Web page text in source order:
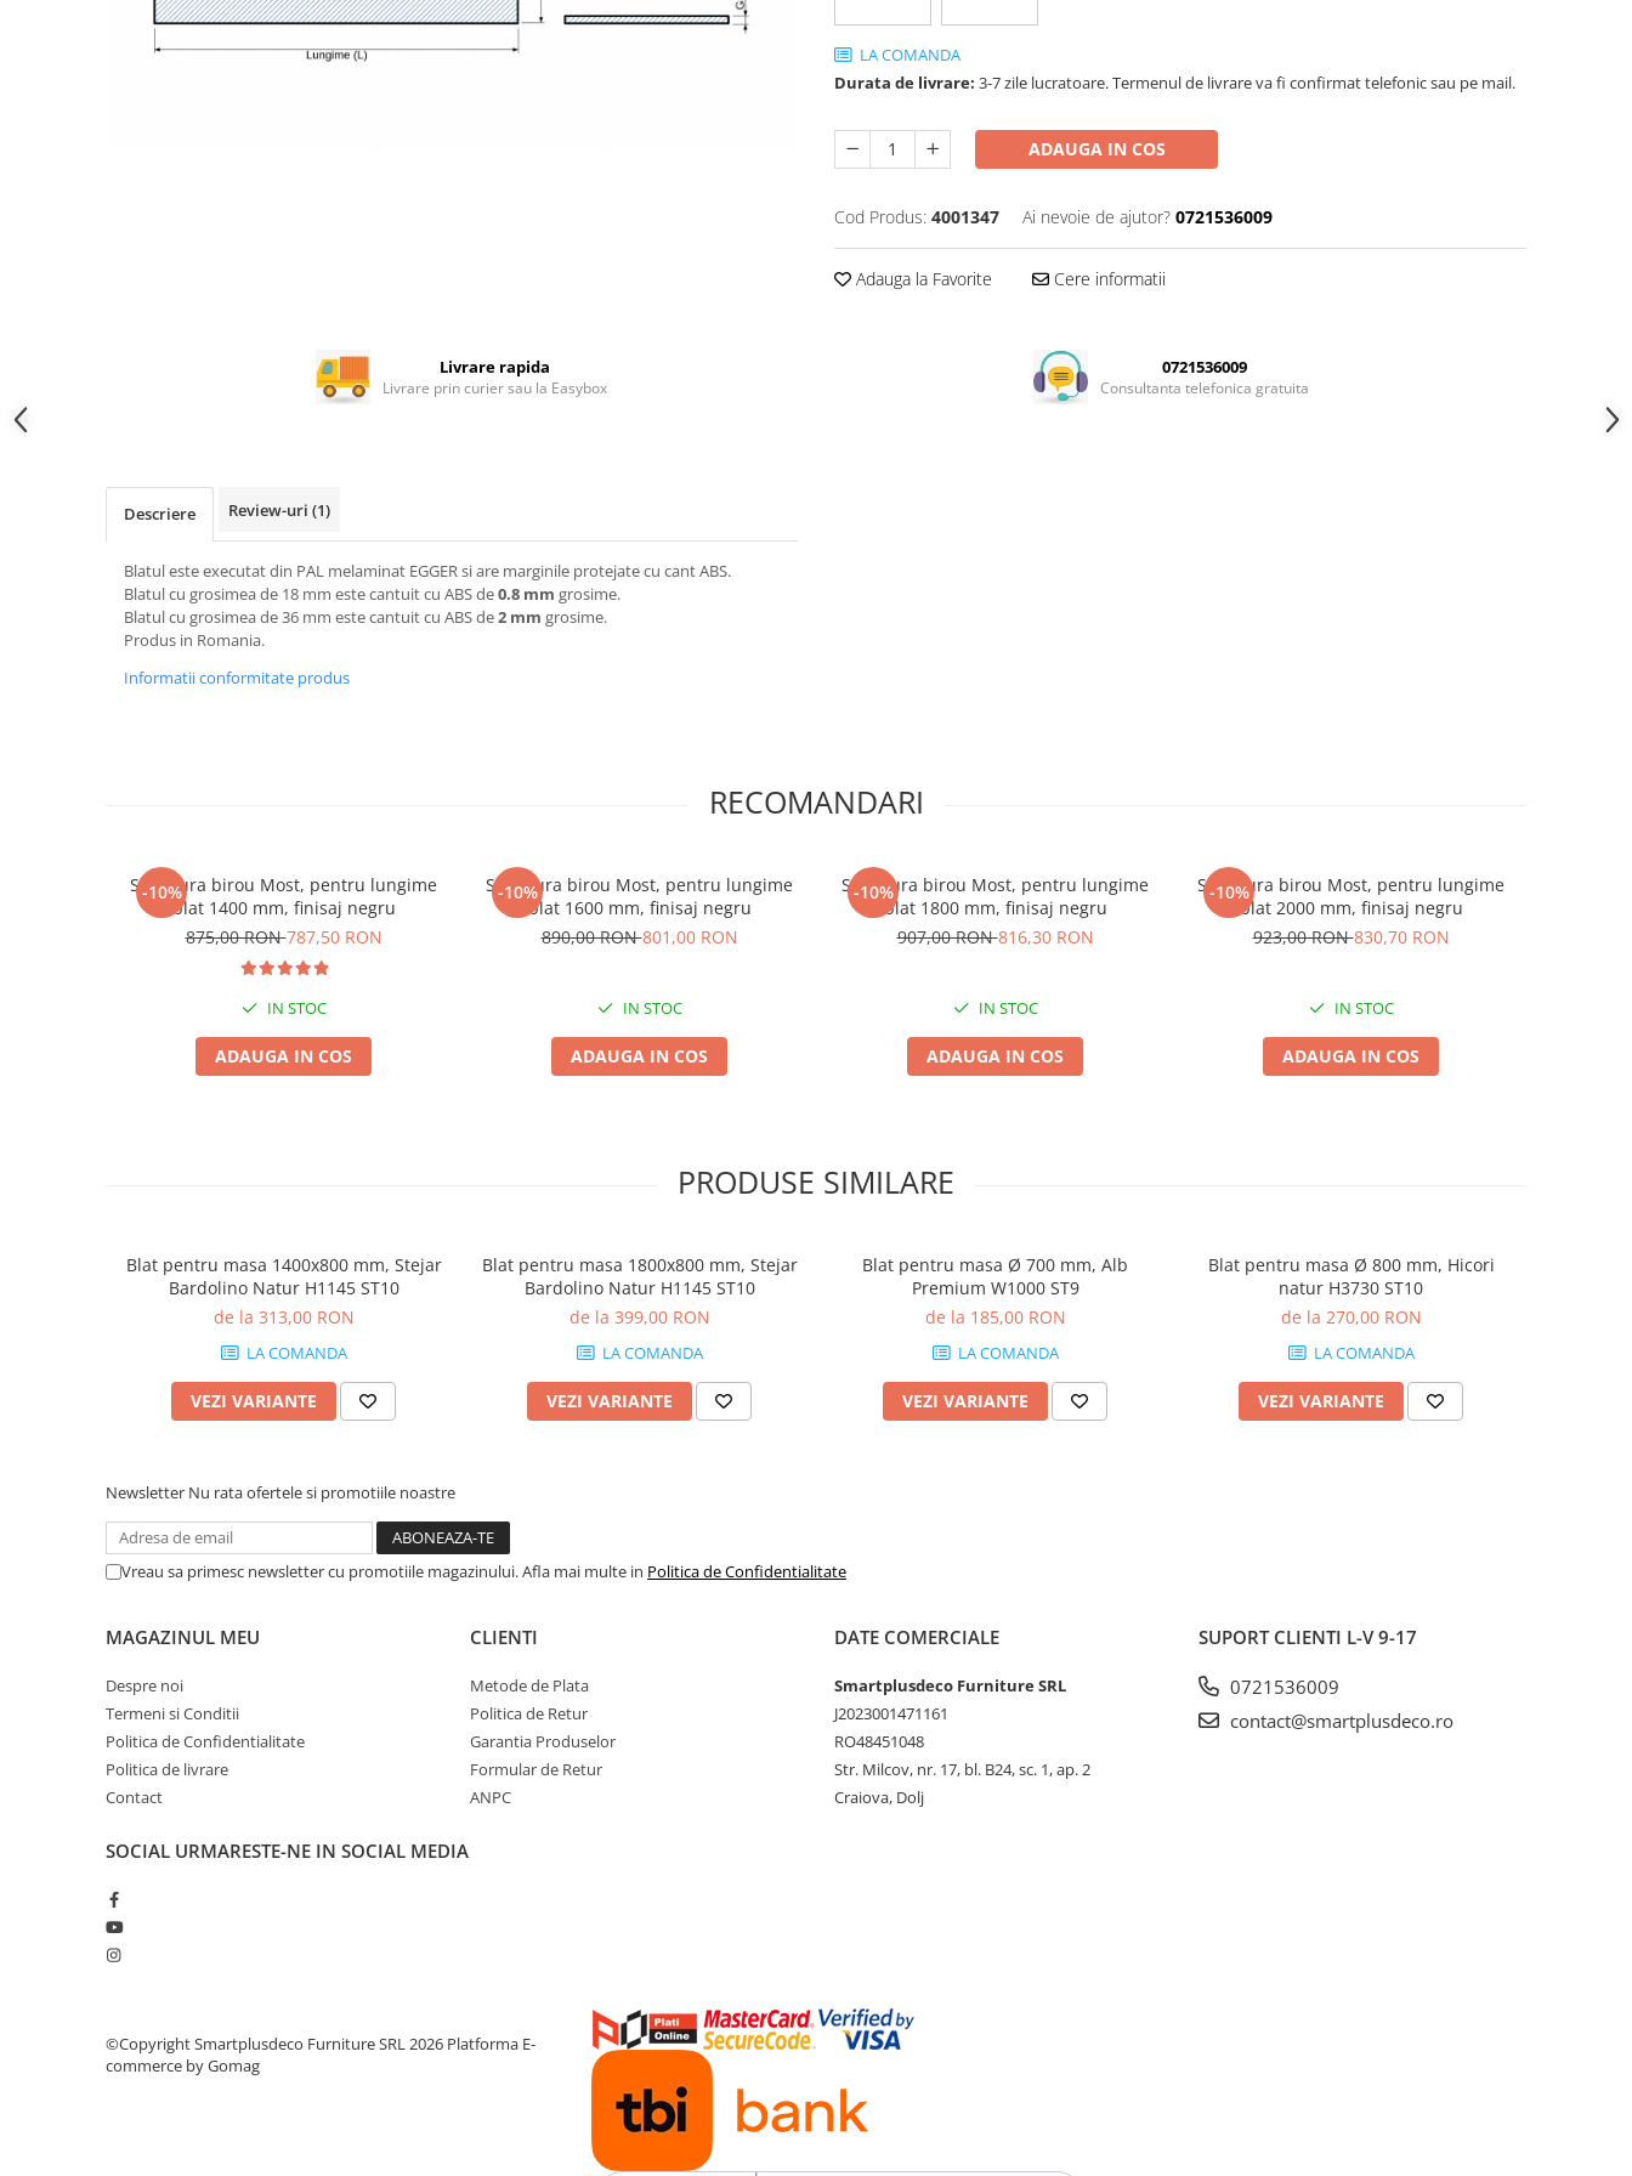
Scurgatoare pentru vase
LA COMANDA
Durata de livrare: 3-7 zile lucratoare. Termenul de livrare va fi confirmat telefonic sau pe mail.
ADAUGA IN COS
Cod Produs: 4001347 Ai nevoie de ajutor? 0721536009
Adauga la Favorite Cere informatii
Livrare rapida
Livrare prin curier sau la Easybox
0721536009
Consultanta telefonica gratuita
Descriere Review-uri (1)
Blatul este executat din PAL melaminat EGGER si are marginile protejate cu cant ABS.
Blatul cu grosimea de 18 mm este cantuit cu ABS de0.8 mm grosime.
Blatul cu grosimea de 36 mm este cantuit cu ABS de2 mm grosime.
Produs in Romania.
Informatii conformitate produs
RECOMANDARI
-10%
Structura birou Most, pentru lungime
blat 1400 mm, finisaj negru
875,00 RON787,50 RON
IN STOC
ADAUGA IN COS
-10%
Structura birou Most, pentru lungime
blat 1600 mm, finisaj negru
890,00 RON801,00 RON
IN STOC
ADAUGA IN COS
-10%
Structura birou Most, pentru lungime
blat 1800 mm, finisaj negru
907,00 RON816,30 RON
IN STOC
ADAUGA IN COS
-10%
Structura birou Most, pentru lungime
blat 2000 mm, finisaj negru
923,00 RON830,70 RON
IN STOC
ADAUGA IN COS
PRODUSE SIMILARE
Blat pentru masa 1400x800 mm, Stejar
Bardolino Natur H1145 ST10
de la 313,00 RON
LA COMANDA
VEZI VARIANTE
Blat pentru masa 1800x800 mm, Stejar
Bardolino Natur H1145 ST10
de la 399,00 RON
LA COMANDA
VEZI VARIANTE
Blat pentru masa Ø 700 mm, Alb
Premium W1000 ST9
de la 185,00 RON
LA COMANDA
VEZI VARIANTE
Blat pentru masa Ø 800 mm, Hicori
natur H3730 ST10
de la 270,00 RON
LA COMANDA
VEZI VARIANTE
Newsletter Nu rata ofertele si promotiile noastre
Vreau sa primesc newsletter cu promotiile magazinului. Afla mai multe in Politica de Confidentialitate
MAGAZINUL MEU
Despre noi
Termeni si Conditii
Politica de Confidentialitate
Politica de livrare
Contact
CLIENTI
Metode de Plata
Politica de Retur
Garantia Produselor
Formular de Retur
ANPC
DATE COMERCIALE
Smartplusdeco Furniture SRL
J2023001471161
RO48451048
Str. Milcov, nr. 17, bl. B24, sc. 1, ap. 2
Craiova, Dolj
SUPORT CLIENTI L-V 9-17
0721536009
contact@smartplusdeco.ro
SOCIAL URMARESTE-NE IN SOCIAL MEDIA
©Copyright Smartplusdeco Furniture SRL 2026 Platforma E-
commerce by Gomag